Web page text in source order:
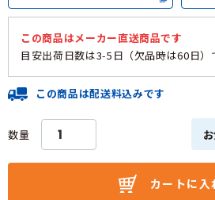
この商品はメーカー直送商品です
目安出荷日数は3-5日（欠品時は60日）
この商品は配送料込みです
カートに入